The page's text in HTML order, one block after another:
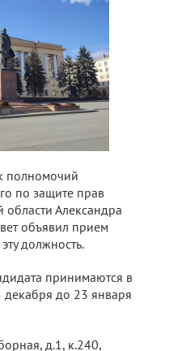
полномочий
по защите прав
Александра
объявил прием
должность.
принимаются в
декабря до 23 января
д.1, к.240,